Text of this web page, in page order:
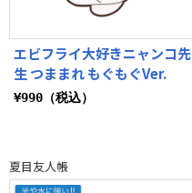
エビフライ大好きニャンコ先
生 つままれ もぐもぐVer.
¥990（税込）
夏目友人帳